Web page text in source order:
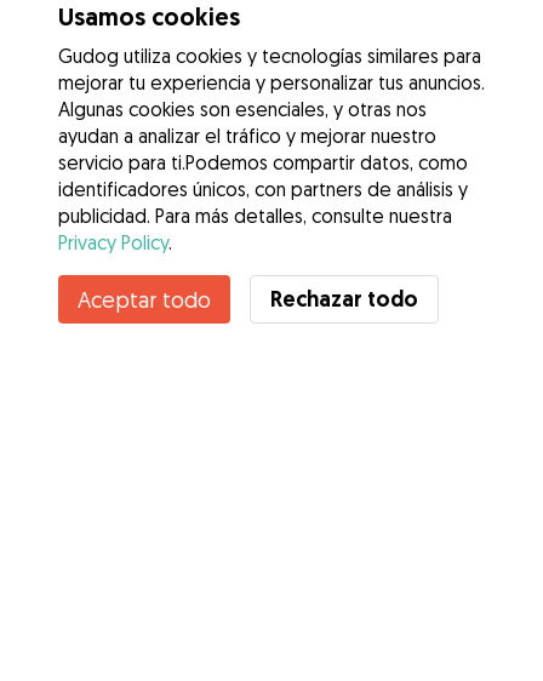
¿Conoces los Beneficios de Gudog? Ver más
Usamos cookies
Gudog utiliza cookies y tecnologías similares para
mejorar tu experiencia y personalizar tus anuncios.
Algunas cookies son esenciales, y otras nos
ayudan a analizar el tráfico y mejorar nuestro
servicio para ti.Podemos compartir datos, como
identificadores únicos, con partners de análisis y
publicidad. Para más detalles, consulte nuestra
Privacy Policy.
Aceptar todo Rechazar todo